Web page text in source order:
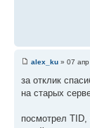
alex_ku » 07
за отклик
на старых
посмотрел